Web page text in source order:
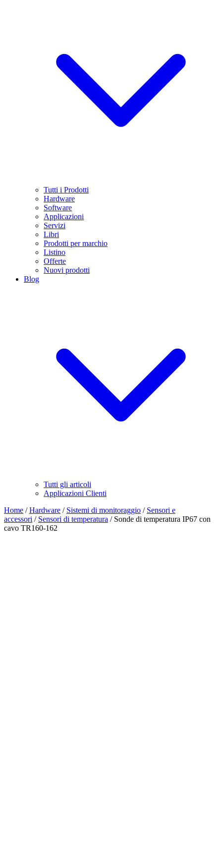
Tutti i Prodotti
Hardware
Software
Applicazioni
Servizi
Libri
Prodotti per marchio
Listino
Offerte
Nuovi prodotti
Blog
Tutti gli articoli
Applicazioni Clienti
Home /Hardware / Sistemi di monitoraggio / Sensori e
accessori / Sensori di temperatura / Sonde di temperatura IP67 con
cavo TR160-162